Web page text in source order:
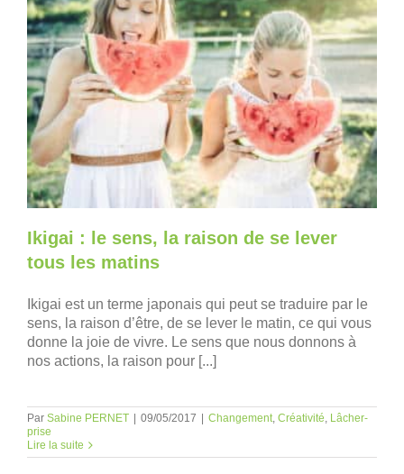
Ikigai : le sens, la raison de se lever
tous les matins
Ikigai est un terme japonais qui peut se traduire par le
sens, la raison d’être, de se lever le matin, ce qui vous
donne la joie de vivre. Le sens que nous donnons à
nos actions, la raison pour [...]
Par Sabine PERNET | 09/05/2017 | Changement Créativité Lâcher-
prise
Lire la suite